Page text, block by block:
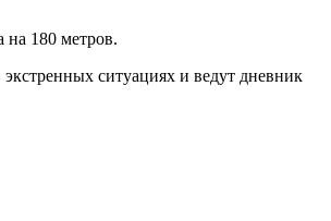
на 180 метров.
ситуациях и ведут дневник